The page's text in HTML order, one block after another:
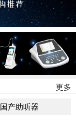
更多
国产助听器